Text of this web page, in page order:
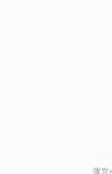
運営